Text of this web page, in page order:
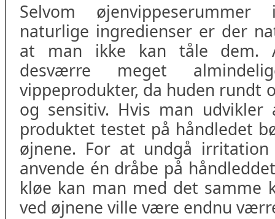
Selvom
naturlige ingredienser er der
at man ikke kan tåle dem.
desværre meget
vippeprodukter, da huden rundt
og sensitiv. Hvis man udvikler
produktet testet på håndledet
øjnene. For at undgå
anvende én dråbe på
kløe kan man med det samme
ved øjnene ville være endnu